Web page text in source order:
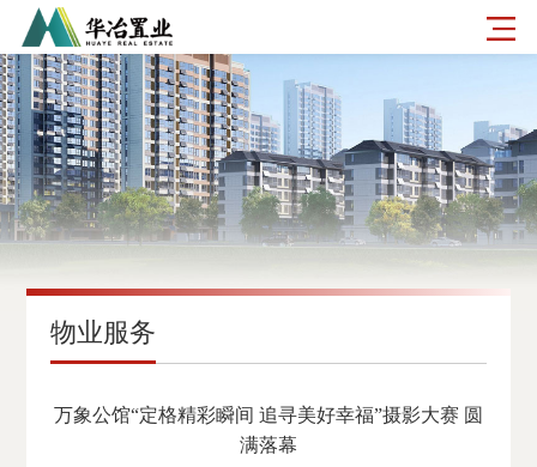
物业服务
万象公馆“定格精彩瞬间 追寻美好幸福”摄影大赛 圆
满落幕